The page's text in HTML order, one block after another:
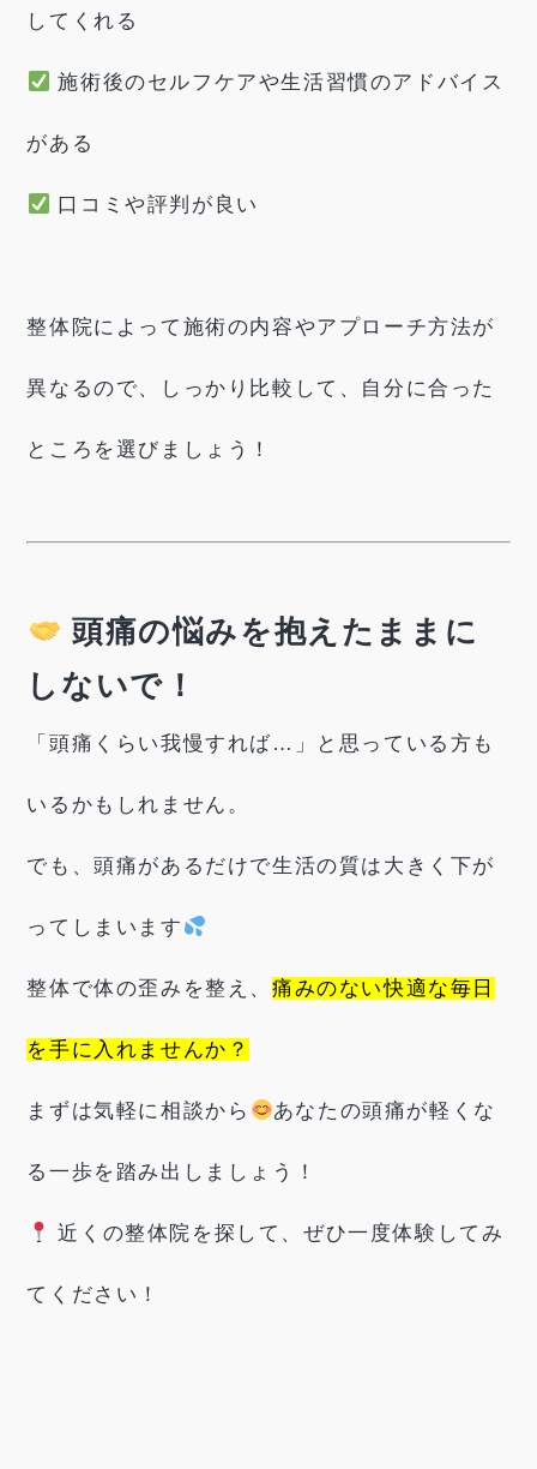
してくれる
施術後のセルフケアや生活習慣のアドバイス
がある
口コミや評判が良い
整体院によって施術の内容やアプローチ方法が
異なるので、しっかり比較して、自分に合った
ところを選びましょう！
頭痛の悩みを抱えたままに
しないで！
「頭痛くらい我慢すれば…」と思っている方も
いるかもしれません。
でも、頭痛があるだけで生活の質は大きく下が
ってしまいます
整体で体の歪みを整え、 痛みのない快適な毎日
を手に入れませんか？
まずは気軽に相談から あなたの頭痛が軽くな
る一歩を踏み出しましょう！
近くの整体院を探して、ぜひ一度体験してみ
てください！